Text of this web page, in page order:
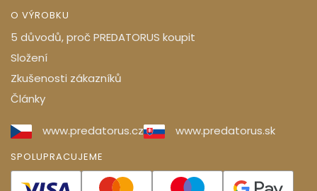
O VÝROBKU
5 důvodů, proč PREDATORUS koupit
Složení
Zkušenosti zákazníků
Články
www.predatorus.cz www.predatorus.sk
SPOLUPRACUJEME